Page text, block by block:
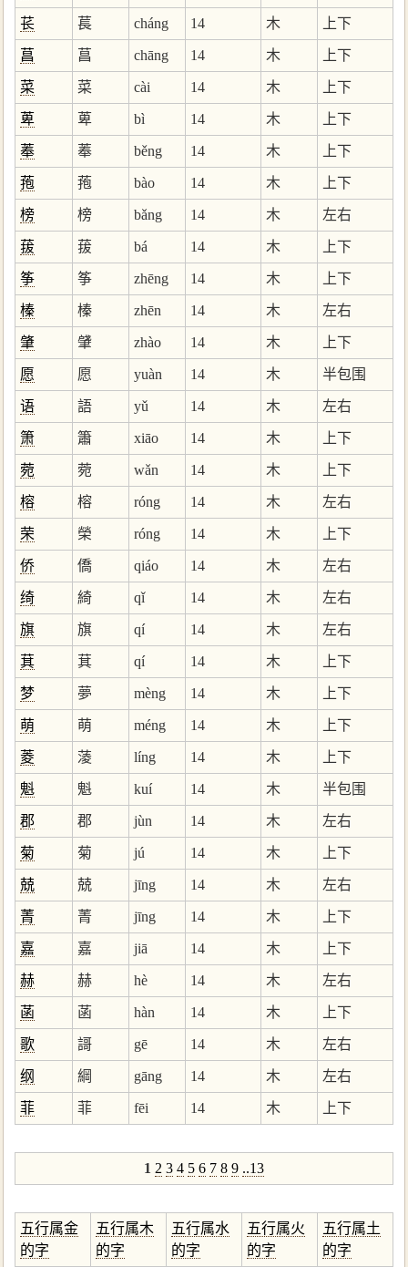
苌 萇 cháng 14 木 上下
菖 菖 chāng 14 木 上下
菜 菜 cài 14 木 上下
萆 萆 bì 14 木 上下
菶 菶 běng 14 木 上下
菢 菢 bào 14 木 上下
榜 榜 bǎng 14 木 左右
菝 菝 bá 14 木 上下
筝 筝 zhēng 14 木 上下
榛 榛 zhēn 14 木 左右
肇 肈 zhào 14 木 上下
愿 愿 yuàn 14 木 半包围
语 語 yǔ 14 木 左右
箫 簫 xiāo 14 木 上下
菀 菀 wǎn 14 木 上下
榕 榕 róng 14 木 左右
荣 榮 róng 14 木 上下
侨 僑 qiáo 14 木 左右
绮 綺 qǐ 14 木 左右
旗 旗 qí 14 木 左右
萁 萁 qí 14 木 上下
梦 夢 mèng 14 木 上下
萌 萌 méng 14 木 上下
菱 蓤 líng 14 木 上下
魁 魁 kuí 14 木 半包围
郡 郡 jùn 14 木 左右
菊 菊 jú 14 木 上下
兢 兢 jīng 14 木 左右
菁 菁 jīng 14 木 上下
嘉 嘉 jiā 14 木 上下
赫 赫 hè 14 木 左右
菡 菡 hàn 14 木 上下
歌 謌 gē 14 木 左右
纲 綱 gāng 14 木 左右
菲 菲 fēi 14 木 上下
1 2 3 4 5 6 7 8 9 ..13
五行属金
的字
五行属木
的字
五行属水
的字
五行属火
的字
五行属土
的字